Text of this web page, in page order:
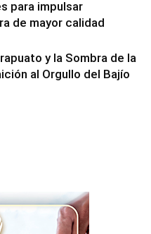
para impulsar
de mayor calidad
y la Sombra de la
al Orgullo del Bajío